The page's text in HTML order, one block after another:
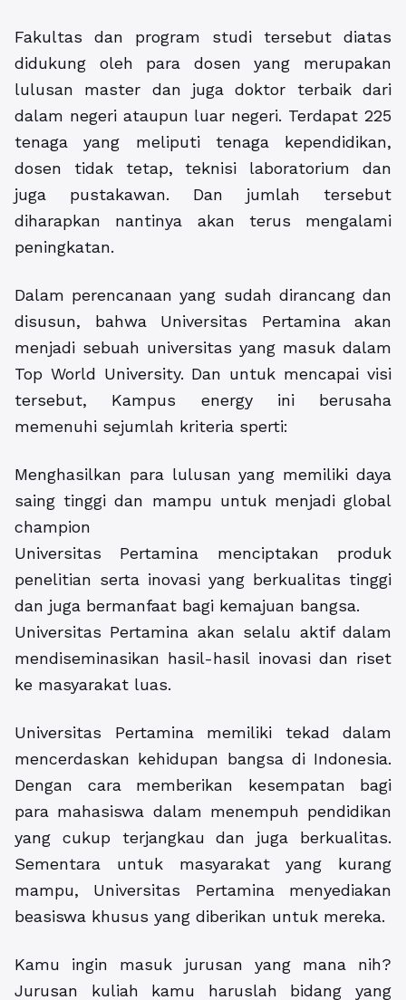
Fakultas dan program studi tersebut diatas
didukung oleh para dosen yang merupakan
lulusan master dan juga doktor terbaik dari
dalam negeri ataupun luar negeri. Terdapat 225
tenaga yang meliputi tenaga kependidikan,
dosen tidak tetap, teknisi laboratorium dan
juga pustakawan. Dan jumlah tersebut
diharapkan nantinya akan terus mengalami
peningkatan.
Dalam perencanaan yang sudah dirancang dan
disusun, bahwa Universitas Pertamina akan
menjadi sebuah universitas yang masuk dalam
Top World University. Dan untuk mencapai visi
tersebut, Kampus energy ini berusaha
memenuhi sejumlah kriteria sperti:
Menghasilkan para lulusan yang memiliki daya
saing tinggi dan mampu untuk menjadi global
champion
Universitas Pertamina menciptakan produk
penelitian serta inovasi yang berkualitas tinggi
dan juga bermanfaat bagi kemajuan bangsa.
Universitas Pertamina akan selalu aktif dalam
mendiseminasikan hasil-hasil inovasi dan riset
ke masyarakat luas.
Universitas Pertamina memiliki tekad dalam
mencerdaskan kehidupan bangsa di Indonesia.
Dengan cara memberikan kesempatan bagi
para mahasiswa dalam menempuh pendidikan
yang cukup terjangkau dan juga berkualitas.
Sementara untuk masyarakat yang kurang
mampu, Universitas Pertamina menyediakan
beasiswa khusus yang diberikan untuk mereka.
Kamu ingin masuk jurusan yang mana nih?
Jurusan kuliah kamu haruslah bidang yang